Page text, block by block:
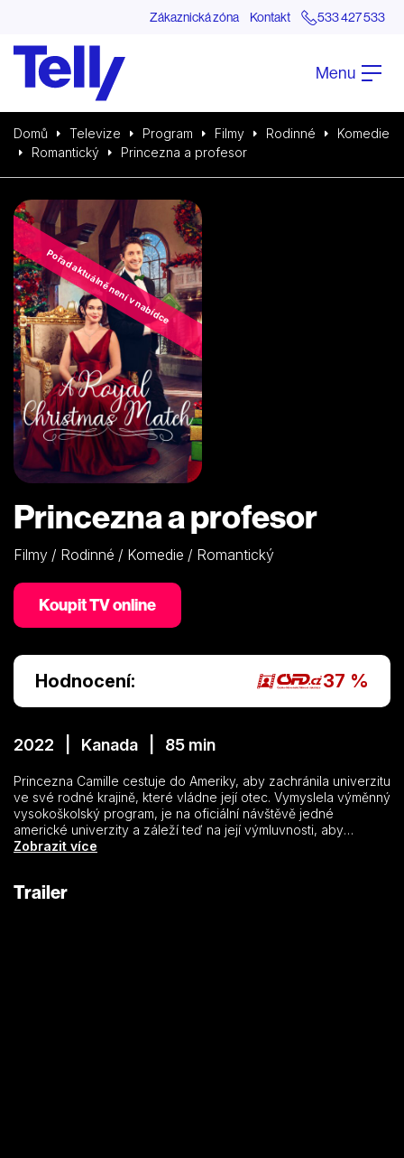
Zákaznická zóna Kontakt 533 427 533
Menu
Domů Televize Program Filmy Rodinné
Komedie
Romantický
Princezna a profesor
Pořad aktuálně není v nabídce
Princezna a profesor
Filmy / Rodinné / Komedie / Romantický
Koupit TV online
Hodnocení: 37 %
2022 | Kanada | 85 min
Princezna Camille cestuje do Ameriky, aby zachránila univerzitu
ve své rodné krajině, které vládne její otec. Vymyslela výměnný
vysokoškolský program, je na oficiální návštěvě jedné
americké univerzity a záleží teď na její výmluvnosti, aby
přesvědčila rektorku Angelu k souhlasu. Seznámí se s jejím
pozor. Když to zjistí, začne přemýšlet, jestli mu záleží více na
Zobrazit více
Trailer